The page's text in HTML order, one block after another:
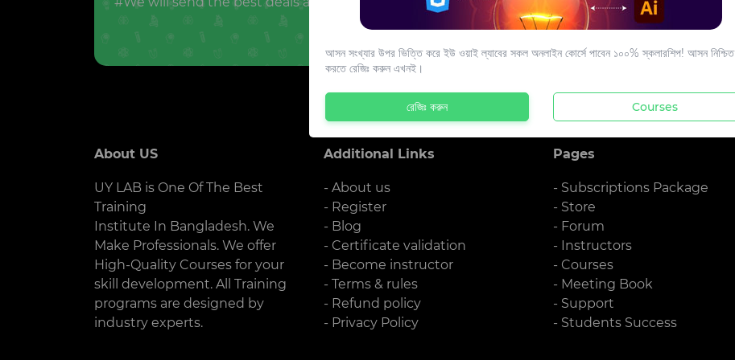
About US
UY LAB is One Of The Best
Training
Institute In Bangladesh. We
Make Professionals. We offer
High-Quality Courses for your
skill development. All Training
programs are designed by
industry experts.
Additional Links
- About us
- Register
- Blog
- Certificate validation
- Become instructor
- Terms & rules
- Refund policy
- Privacy Policy
Pages
- Subscriptions Package
- Store
- Forum
- Instructors
- Courses
- Meeting Book
- Support
- Students Success
আসন সংখ্যার উপর ভিত্তি করে ইউ ওয়াই ল্যাবের সকল অনলাইন কোর্সে পাবেন ১০০% স্কলারশিপ! আসন নিশ্চিত
করতে রেজিঃ করুন এখনই।
রেজিঃ করুন Courses